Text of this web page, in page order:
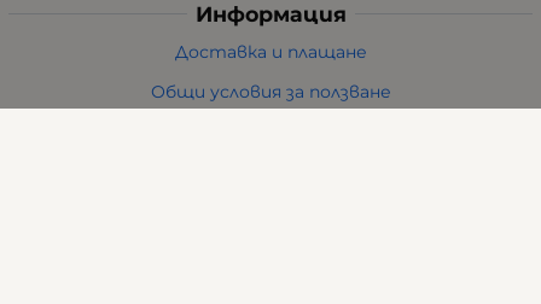
Информация
Доставка и плащане
Общи условия за ползване